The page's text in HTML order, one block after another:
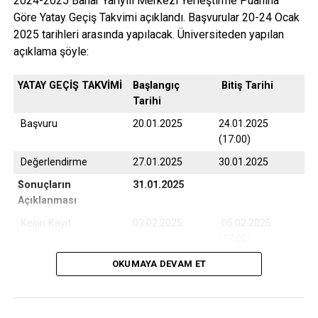
Göre Yatay Geçiş Takvimi açıklandı. Başvurular 20-24 Ocak
2025 tarihleri arasında yapılacak. Üniversiteden yapılan
açıklama şöyle:
YATAY GEÇİŞ TAKVİMİ
Başlangıç
Tarihi
Bitiş Tarihi
Başvuru 20.01.2025
24.01.2025
(17:00)
Değerlendirme
27.01.2025
30.01.2025
Sonuçların
Açıklanması
31.01.2025
06.02.2025
(17:00)
OKUMAYA DEVAM ET